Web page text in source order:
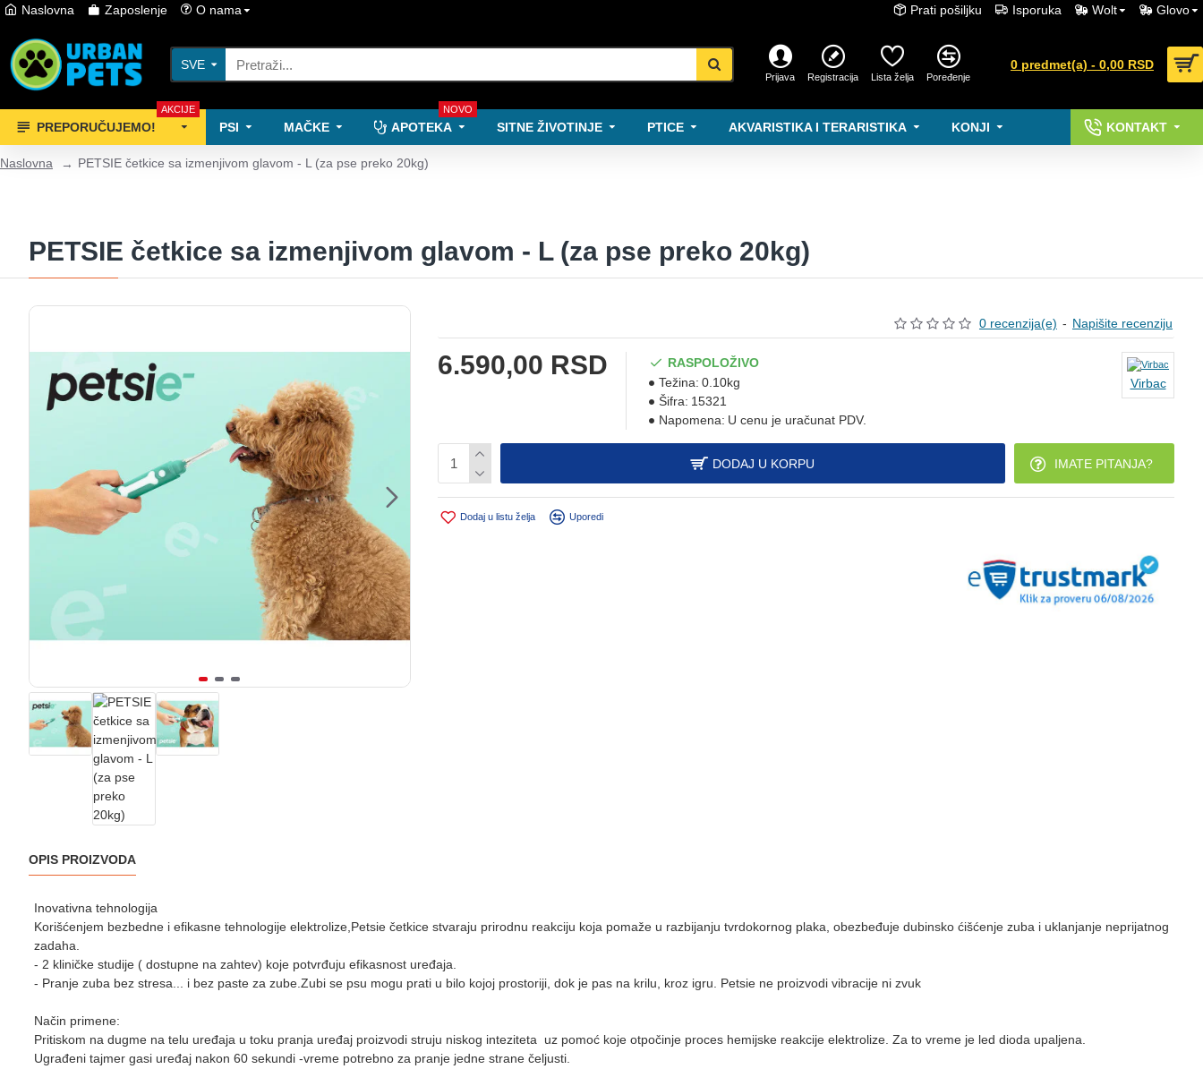
Naslovna Zaposlenje O nama Prati pošiljku Isporuka Wolt Glovo
SVE
Prijava Registracija Lista želja Poređenje
0 predmet(a) - 0,00 RSD
PREPORUČUJEMO!
AKCIJE
PSI MAČKE APOTEKA
NOVO
SITNE ŽIVOTINJE PTICE AKVARISTIKA I TERARISTIKA KONJI KONTAKT
Naslovna PETSIE četkice sa izmenjivom glavom - L (za pse preko 20kg)
PETSIE četkice sa izmenjivom glavom - L (za pse preko 20kg)
0 recenzija(e) - Napišite recenziju
6.590,00 RSD
RASPOLOŽIVO
Težina: 0.10kg
Šifra: 15321
Napomena: U cenu je uračunat PDV.
Virbac
DODAJ U KORPU IMATE PITANJA?
Dodaj u listu želja Uporedi
OPIS PROIZVODA
Inovativna tehnologija
Korišćenjem bezbedne i efikasne tehnologije elektrolize,Petsie četkice stvaraju prirodnu reakciju koja pomaže u razbijanju tvrdokornog plaka, obezbeđuje dubinsko ćišćenje zuba i uklanjanje neprijatnog
zadaha.
- 2 kliničke studije ( dostupne na zahtev) koje potvrđuju efikasnost uređaja.
- Pranje zuba bez stresa... i bez paste za zube.Zubi se psu mogu prati u bilo kojoj prostoriji, dok je pas na krilu, kroz igru. Petsie ne proizvodi vibracije ni zvuk
Način primene:
Pritiskom na dugme na telu uređaja u toku pranja uređaj proizvodi struju niskog inteziteta uz pomoć koje otpočinje proces hemijske reakcije elektrolize. Za to vreme je led dioda upaljena.
Ugrađeni tajmer gasi uređaj nakon 60 sekundi -vreme potrebno za pranje jedne strane čeljusti.